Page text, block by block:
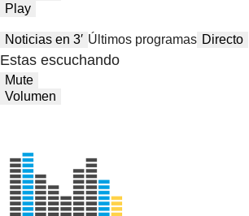
Play
Noticias en 3′ Últimos programas Directo
Estas escuchando
Mute
Volumen